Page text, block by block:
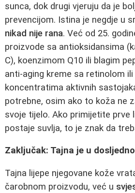
sunca, dok drugi vjeruju da je
prevencijom. Istina je negdje u
nikad nije rana. Već od 25.
proizvode sa antioksidansima
C), koenzimom Q10 ili blagim
anti-aging kreme sa retinolom
koncentratima aktivnih
potrebne, osim ako to koža ne
svoje tijelo. Ako primijetite prve
postaje suvlja, to je znak da
Zaključak: Tajna je u
Tajna lijepe njegovane kože
čarobnom proizvodu, već u